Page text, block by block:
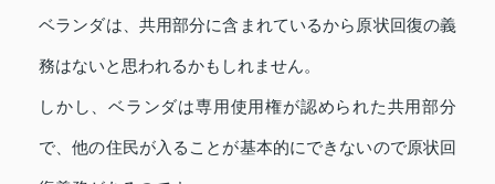
ベランダは、共用部分に含まれているから原状回復の義
務はないと思われるかもしれません。
しかし、ベランダは専用使用権が認められた共用部分
で、他の住民が入ることが基本的にできないので原状回